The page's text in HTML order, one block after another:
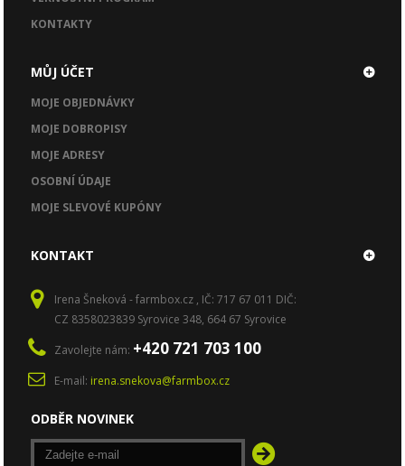
KONTAKTY
MŮJ ÚČET
MOJE OBJEDNÁVKY
MOJE DOBROPISY
MOJE ADRESY
OSOBNÍ ÚDAJE
MOJE SLEVOVÉ KUPÓNY
KONTAKT
Irena Šneková - farmbox.cz , IČ: 717 67 011 DIČ:
CZ 8358023839 Syrovice 348, 664 67 Syrovice
Zavolejte nám: +420 721 703 100
E-mail: irena.snekova@farmbox.cz
ODBĚR NOVINEK